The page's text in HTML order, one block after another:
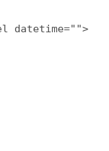
datetime="">